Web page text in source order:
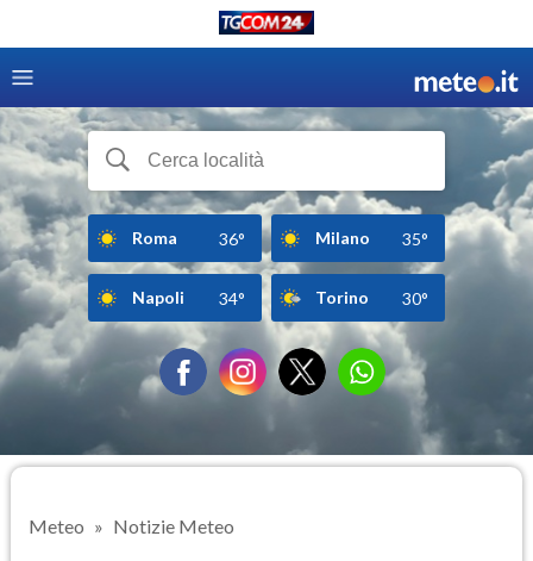
Roma 36° Milano 35°
Napoli 34° Torino 30°
Meteo Notizie Meteo